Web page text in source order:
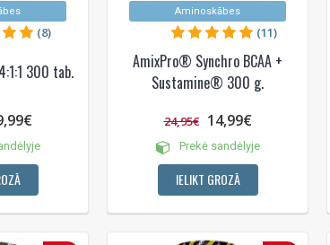
300 tab.
(8)
Aminoskābes
AmixPro® Synchro BCAA +
Sustamine® 300 g.
(11)
24,95€ 14,99€
Prekė sandėlyje
IELIKT GROZĀ